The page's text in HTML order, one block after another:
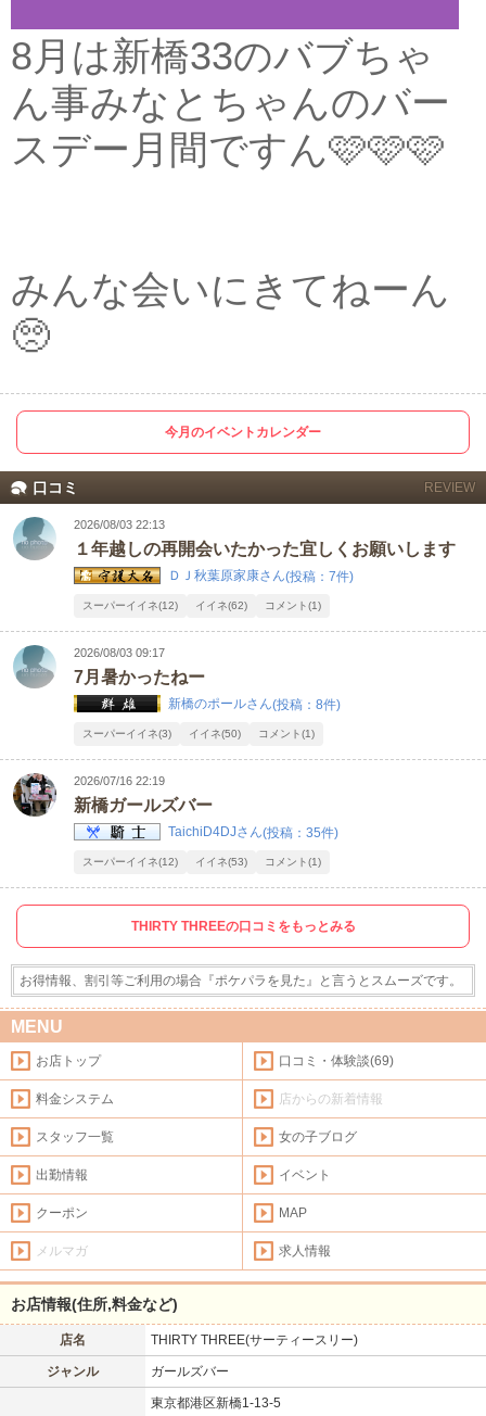
8月は新橋33のバブちゃ
ん事みなとちゃんのバー
スデー月間ですん🩷🩷🩷
みんな会いにきてねーん
🥺
今月のイベントカレンダー
口コミ REVIEW
2026/08/03 22:13
１年越しの再開会いたかった宜しくお願いします
ＤＪ秋葉原家康さん(投稿：7件)
スーパーイイネ(12) イイネ(62) コメント(1)
2026/08/03 09:17
7月暑かったねー
新橋のポールさん(投稿：8件)
スーパーイイネ(3) イイネ(50) コメント(1)
2026/07/16 22:19
新橋ガールズバー
TaichiD4DJさん(投稿：35件)
スーパーイイネ(12) イイネ(53) コメント(1)
THIRTY THREEの口コミをもっとみる
お得情報、割引等ご利用の場合『ポケパラを見た』と言うとスムーズです。
MENU
お店トップ 口コミ・体験談(69)
料金システム 店からの新着情報
スタッフ一覧 女の子ブログ
出勤情報 イベント
クーポン MAP
メルマガ 求人情報
お店情報(住所,料金など)
店名 THIRTY THREE(サーティースリー)
ジャンル ガールズバー
東京都港区新橋1-13-5